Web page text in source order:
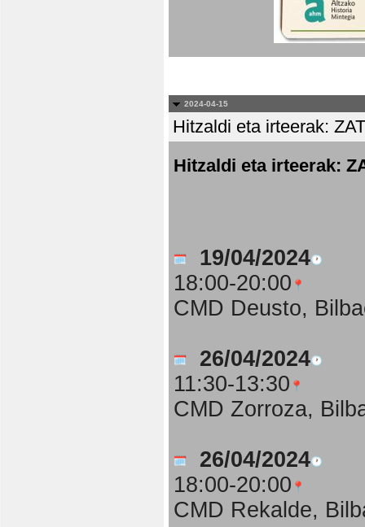
2024-04-15
Hitzaldi eta irteerak:
Hitzaldi eta irteerak:
19/04/2024
18:00-20:00
CMD Deusto,
26/04/2024
11:30-13:30
CMD Zorroza,
26/04/2024
18:00-20:00
CMD Rekalde,